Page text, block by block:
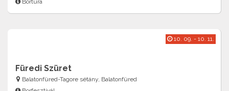
Bortúra
10. 09. - 10. 11.
Füredi Szüret
Balatonfüred-Tagore sétány, Balatonfüred